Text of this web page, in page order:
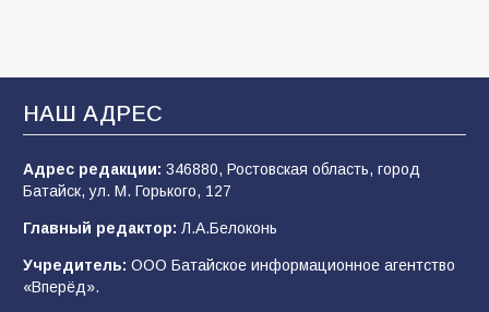
деле происходит в армии России в августе
2026 года
97 03.08.2026
НАШ АДРЕС
Адрес редакции: 346880, Ростовская область, город
Батайск, ул. М. Горького, 127
Главный редактор: Л.А.Белоконь
Учредитель: ООО Батайское информационное агентство
«Вперёд».